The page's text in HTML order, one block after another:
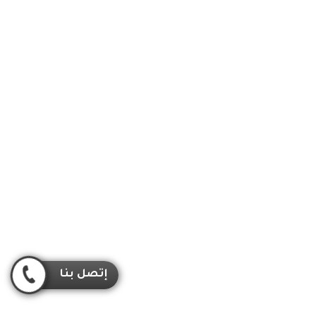
إتصل بنا